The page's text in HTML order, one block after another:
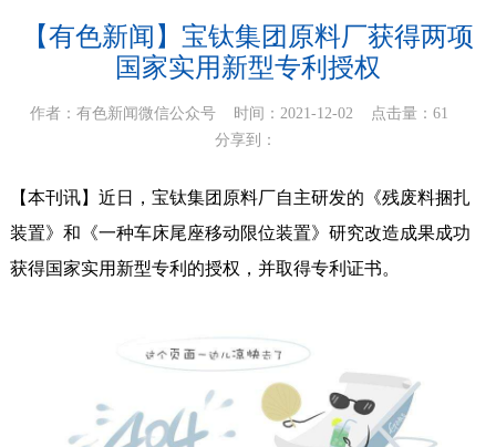
【有色新闻】宝钛集团原料厂获得两项
国家实用新型专利授权
作者：有色新闻微信公众号 时间：2021-12-02 点击量：61
分享到：
【本刊讯】近日，宝钛集团原料厂自主研发的《残废料捆扎
装置》和《一种车床尾座移动限位装置》研究改造成果成功
获得国家实用新型专利的授权，并取得专利证书。